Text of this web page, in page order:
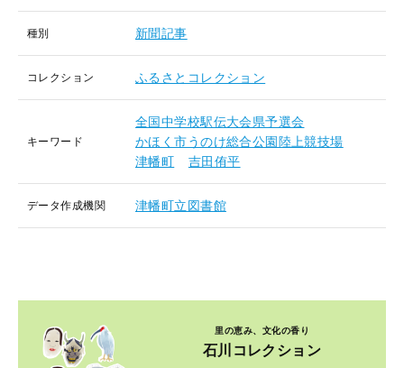
種別 新聞記事
コレクション ふるさとコレクション
キーワード
全国中学校駅伝大会県予選会
かほく市うのけ総合公園陸上競技場
津幡町
吉田侑平
データ作成機関 津幡町立図書館
里の恵み、文化の香り
石川コレクション